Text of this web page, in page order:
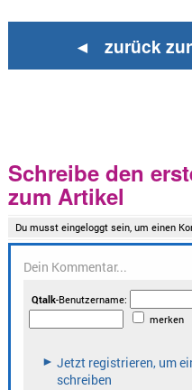
◄ zurück
Schreibe den
zum Artikel